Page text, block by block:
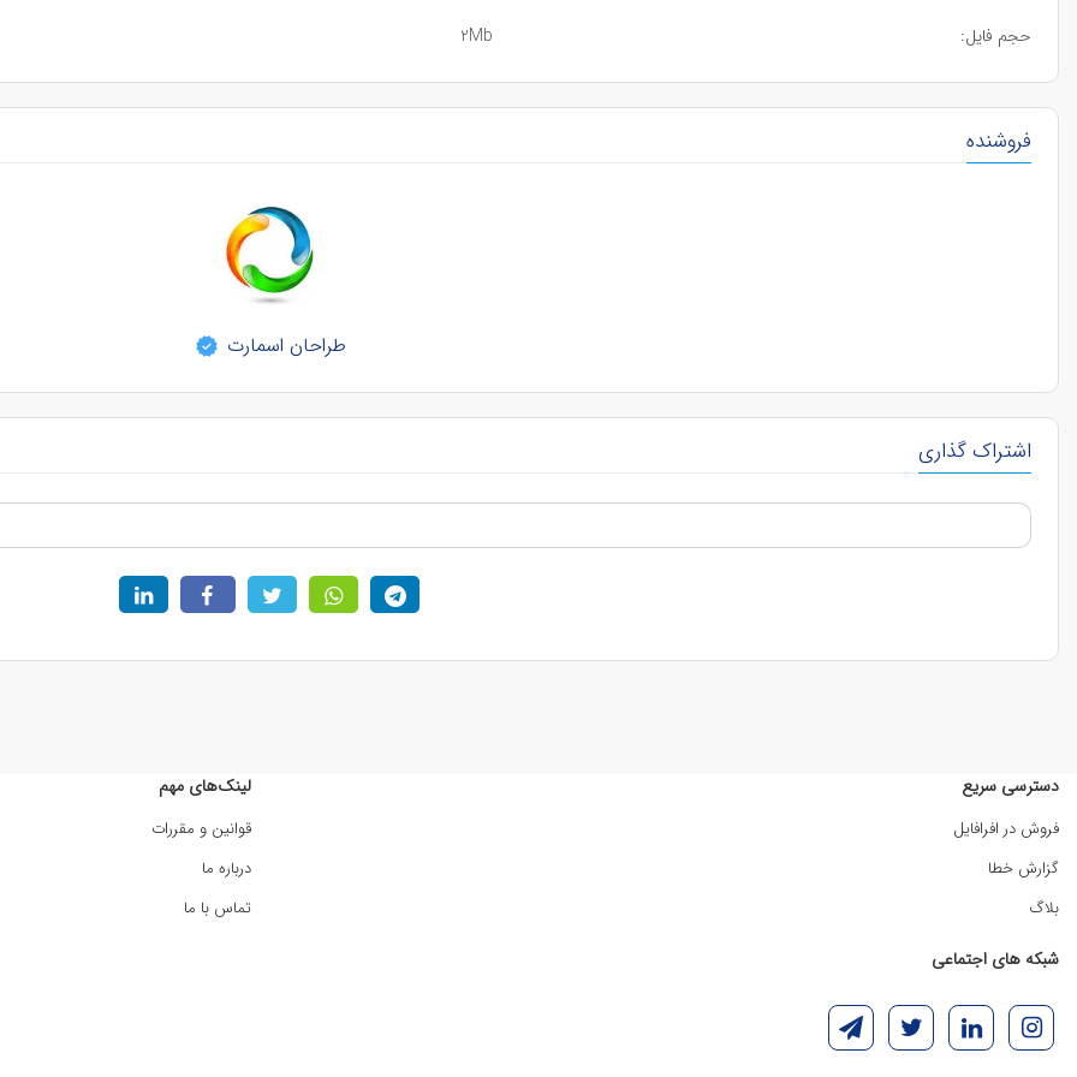
حجم فایل:
2Mb
فروشنده
طراحان اسمارت
اشتراک گذاری
دسترسی سریع
فروش در افرافایل
گزارش خطا
بلاگ
لینک‌های مهم
قوانین و مقررات
درباره ما
تماس با ما
شبکه های اجتماعی